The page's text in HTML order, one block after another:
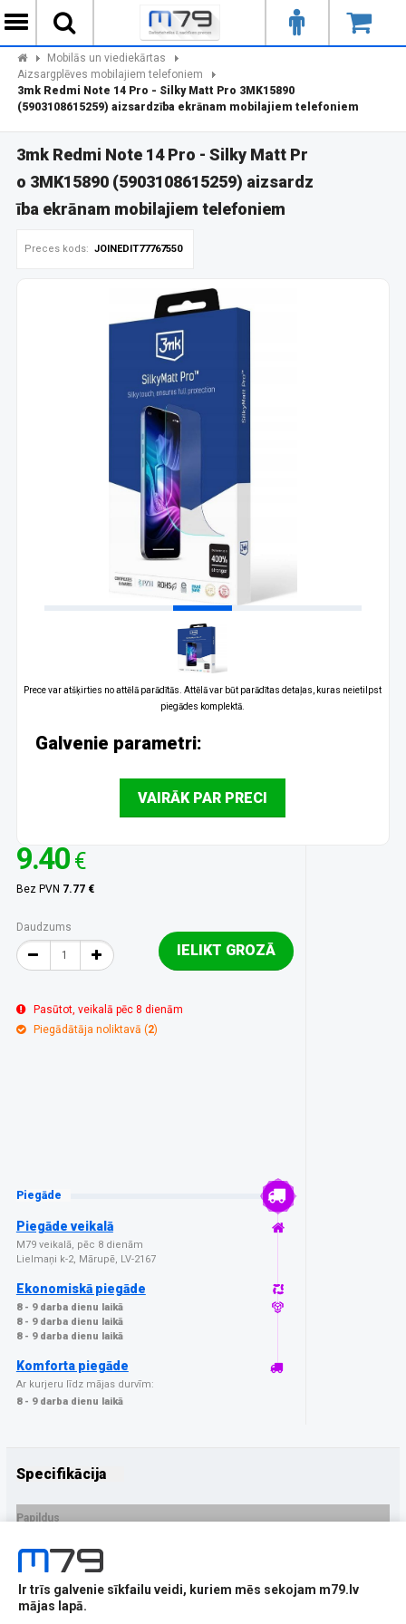
Mobilās un viediekārtas
Aizsargplēves mobilajiem telefoniem
3mk Redmi Note 14 Pro - Silky Matt Pro 3MK15890
(5903108615259) aizsardzība ekrānam mobilajiem telefoniem
3mk Redmi Note 14 Pro - Silky Matt Pr
o 3MK15890 (5903108615259) aizsardz
ība ekrānam mobilajiem telefoniem
Preces kods: JOINEDIT77767550
Prece var atšķirties no attēlā parādītās. Attēlā var būt parādītas detaļas, kuras neietilpst
piegādes komplektā.
Galvenie parametri:
VAIRĀK PAR PRECI
9.40 €
Bez PVN 7.77 €
Daudzums
IELIKT GROZĀ
Pasūtot, veikalā pēc 8 dienām
Piegādātāja noliktavā (2)
Piegāde
Piegāde veikalā
M79 veikalā, pēc 8 dienām
Lielmaņi k-2, Mārupē, LV-2167
Ekonomiskā piegāde
8 - 9 darba dienu laikā
8 - 9 darba dienu laikā
8 - 9 darba dienu laikā
Komforta piegāde
Ar kurjeru līdz mājas durvīm:
8 - 9 darba dienu laikā
Specifikācija
Papildus
Ražotājs
PRECES APRAKSTS
EAN - 5903108615259
Ir trīs galvenie sīkfailu veidi, kuriem mēs sekojam m79.lv
mājas lapā.